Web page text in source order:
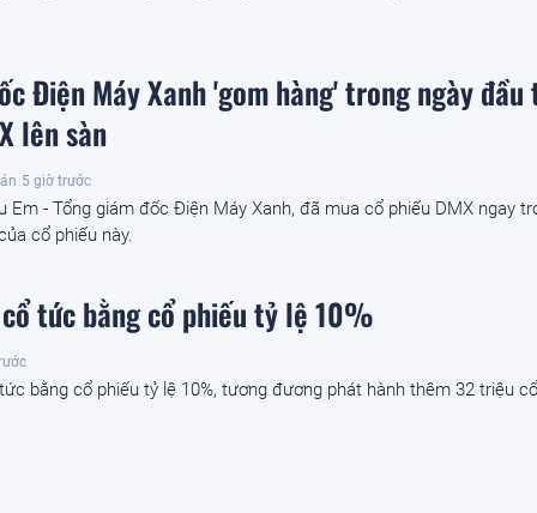
Điện Máy Xanh 'gom hàng' trong ngày
lên sàn
5 giờ trước
Em - Tổng giám đốc Điện Máy Xanh, đã mua cổ phiếu DMX ngay
cổ phiếu này.
tức bằng cổ phiếu tỷ lệ 10%
bằng cổ phiếu tỷ lệ 10%, tương đương phát hành thêm 32 triệu